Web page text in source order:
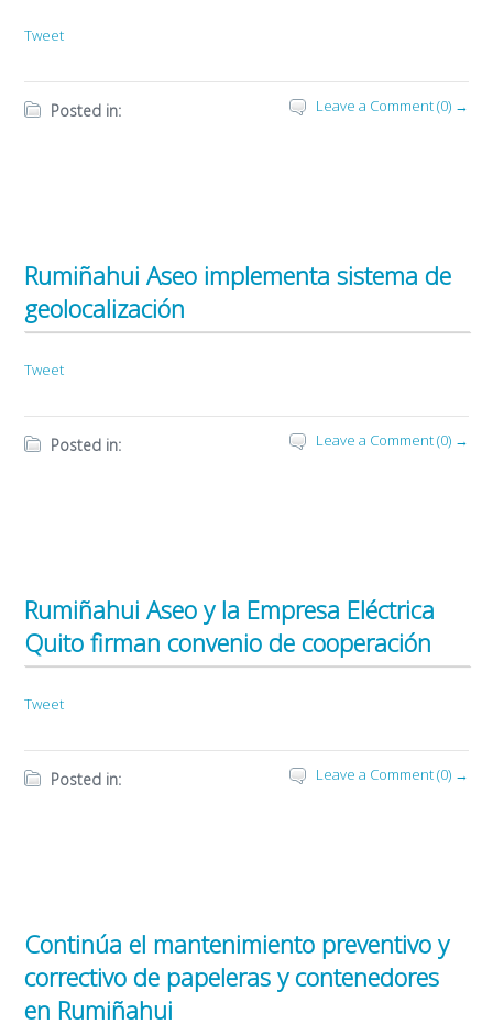
Tweet
Posted in: Leave a Comment (0) →
Rumiñahui Aseo implementa sistema de
geolocalización
Tweet
Posted in: Leave a Comment (0) →
Rumiñahui Aseo y la Empresa Eléctrica
Quito firman convenio de cooperación
Tweet
Posted in: Leave a Comment (0) →
Continúa el mantenimiento preventivo y
correctivo de papeleras y contenedores
en Rumiñahui